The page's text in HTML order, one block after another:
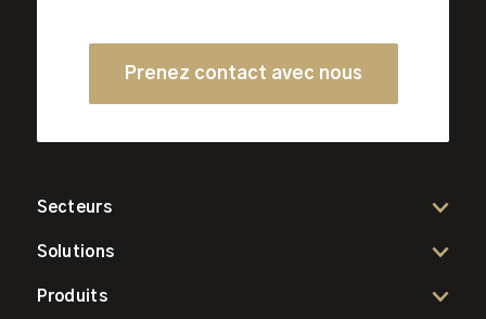
Prenez contact avec nous
Secteurs
Solutions
Produits